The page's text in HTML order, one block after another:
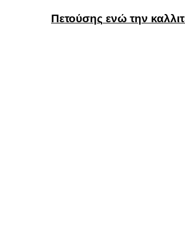
Πετούσης ενώ την